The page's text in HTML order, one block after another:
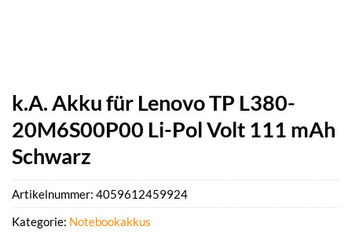
k.A. Akku für Lenovo TP L380-
20M6S00P00 Li-Pol Volt 111 mAh
Schwarz
Artikelnummer: 4059612459924
Kategorie: Notebookakkus